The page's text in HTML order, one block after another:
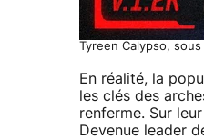
Tyreen Calypso,
En réalité, la
les clés des
renferme. Sur
Devenue leader